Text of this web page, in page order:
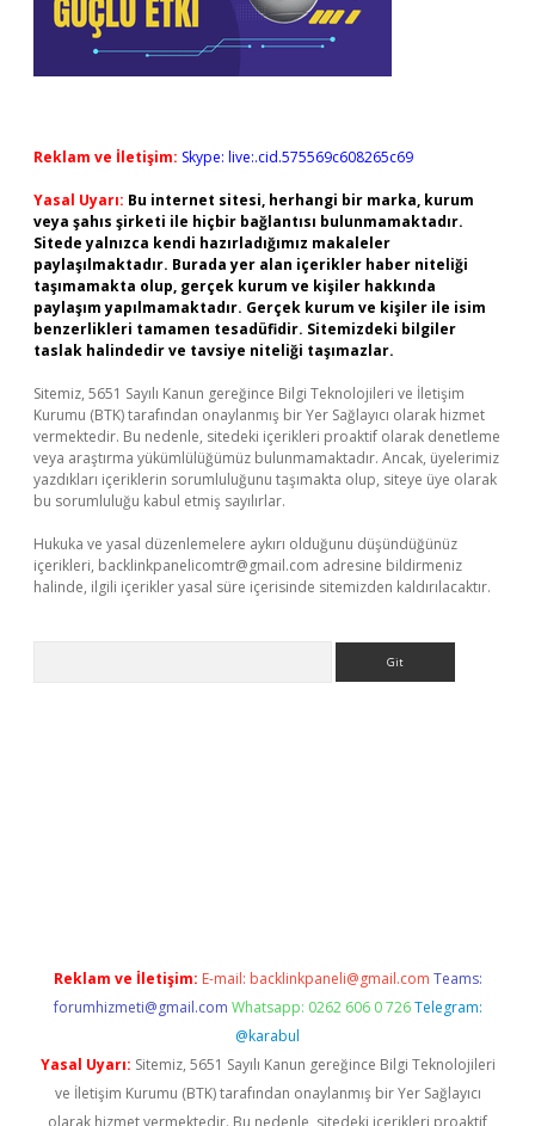
Reklam ve İletişim: Skype: live:.cid.575569c608265c69
Yasal Uyarı: Bu internet sitesi, herhangi bir marka, kurum
veya şahıs şirketi ile hiçbir bağlantısı bulunmamaktadır.
Sitede yalnızca kendi hazırladığımız makaleler
paylaşılmaktadır. Burada yer alan içerikler haber niteliği
taşımamakta olup, gerçek kurum ve kişiler hakkında
paylaşım yapılmamaktadır. Gerçek kurum ve kişiler ile isim
benzerlikleri tamamen tesadüfidir. Sitemizdeki bilgiler
taslak halindedir ve tavsiye niteliği taşımazlar.
Sitemiz, 5651 Sayılı Kanun gereğince Bilgi Teknolojileri ve İletişim
Kurumu (BTK) tarafından onaylanmış bir Yer Sağlayıcı olarak hizmet
vermektedir. Bu nedenle, sitedeki içerikleri proaktif olarak denetleme
veya araştırma yükümlülüğümüz bulunmamaktadır. Ancak, üyelerimiz
yazdıkları içeriklerin sorumluluğunu taşımakta olup, siteye üye olarak
bu sorumluluğu kabul etmiş sayılırlar.
Hukuka ve yasal düzenlemelere aykırı olduğunu düşündüğünüz
içerikleri, backlinkpanelicomtr@gmail.com adresine bildirmeniz
halinde, ilgili içerikler yasal süre içerisinde sitemizden kaldırılacaktır.
Reklam ve İletişim: E-mail: backlinkpaneli@gmail.com Teams:
forumhizmeti@gmail.com Whatsapp: 0262 606 0 726 Telegram:
@karabul
Yasal Uyarı: Sitemiz, 5651 Sayılı Kanun gereğince Bilgi Teknolojileri
ve İletişim Kurumu (BTK) tarafından onaylanmış bir Yer Sağlayıcı
olarak hizmet vermektedir. Bu nedenle, sitedeki içerikleri proaktif